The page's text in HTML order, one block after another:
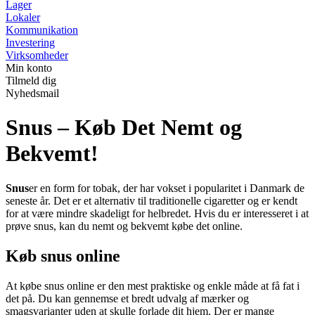
Lager
Lokaler
Kommunikation
Investering
Virksomheder
Min konto
Tilmeld dig
Nyhedsmail
Snus – Køb Det Nemt og
Bekvemt!
Snuser en form for tobak, der har vokset i popularitet i Danmark de
seneste år. Det er et alternativ til traditionelle cigaretter og er kendt
for at være mindre skadeligt for helbredet. Hvis du er interesseret i at
prøve snus, kan du nemt og bekvemt købe det online.
Køb snus online
At købe snus online er den mest praktiske og enkle måde at få fat i
det på. Du kan gennemse et bredt udvalg af mærker og
smagsvarianter uden at skulle forlade dit hjem. Der er mange